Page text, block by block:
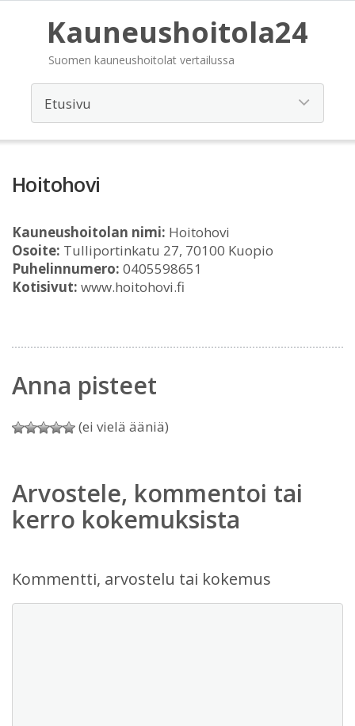
Kauneushoitola24
Suomen kauneushoitolat vertailussa
Hoitohovi
Kauneushoitolan nimi: Hoitohovi
Osoite: Tulliportinkatu 27, 70100 Kuopio
Puhelinnumero: 0405598651
Kotisivut: www.hoitohovi.fi
Anna pisteet
(ei vielä ääniä)
Arvostele, kommentoi tai
kerro kokemuksista
Kommentti, arvostelu tai kokemus